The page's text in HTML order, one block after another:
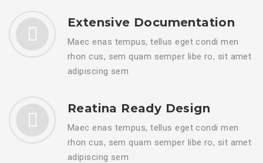
Extensive Documentation
Maec enas tempus, tellus eget condi men
rhon cus, sem quam semper libe ro, sit amet
adipiscing sem
Reatina Ready Design
Maec enas tempus, tellus eget condi men
rhon cus, sem quam semper libe ro, sit amet
adipiscing sem